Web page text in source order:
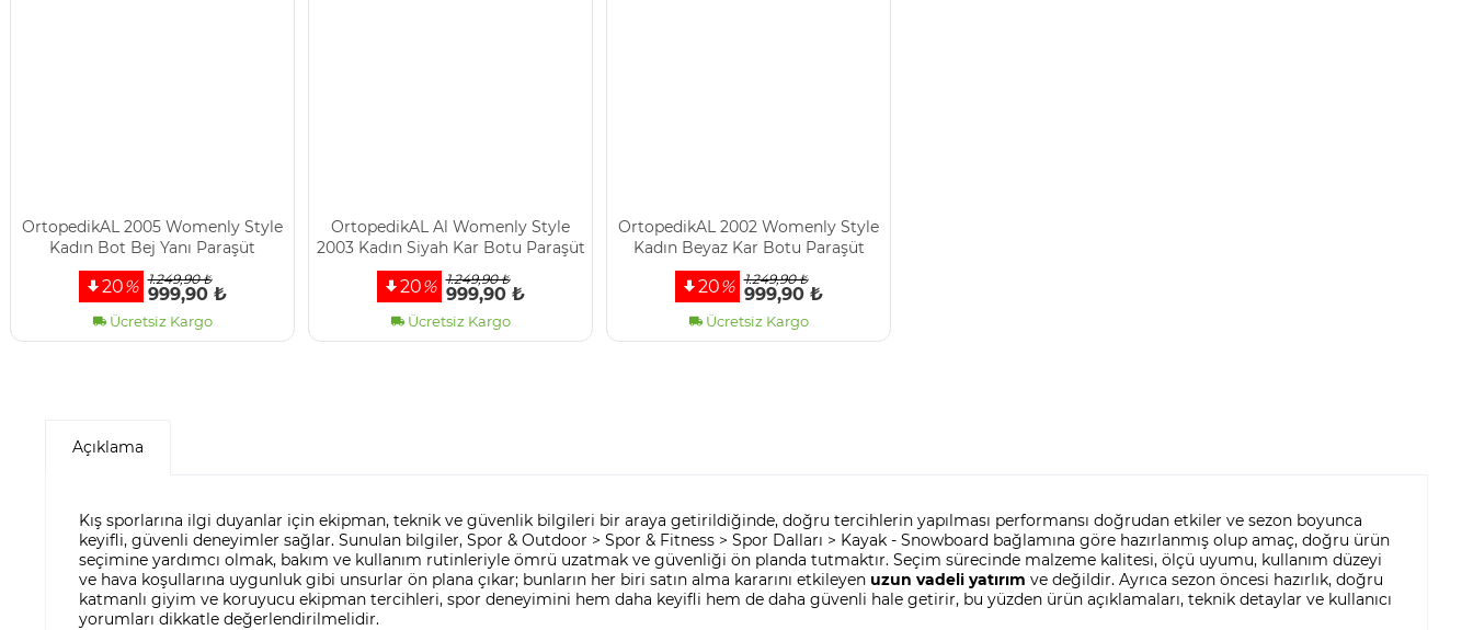
OrtopedikAL 2005 Womenly Style
Kadın Bot Bej Yanı Paraşüt
Kumaşlı Bağcıklı Ve Fermuarlı Bot
Deri
20% 1.249,90 ₺
999,90 ₺
Ücretsiz Kargo
OrtopedikAL Al Womenly Style
2003 Kadın Siyah Kar Botu Paraşüt
Kumaş Su Geçirmez
20% 1.249,90 ₺
999,90 ₺
Ücretsiz Kargo
OrtopedikAL 2002 Womenly Style
Kadın Beyaz Kar Botu Paraşüt
Kumaş Su Geçirmez
20% 1.249,90 ₺
999,90 ₺
Ücretsiz Kargo
Açıklama
Kış sporlarına ilgi duyanlar için ekipman, teknik ve güvenlik bilgileri bir araya getirildiğinde, doğru tercihlerin yapılması performansı doğrudan etkiler ve sezon boyunca
keyifli, güvenli deneyimler sağlar. Sunulan bilgiler, Spor & Outdoor > Spor & Fitness > Spor Dalları > Kayak - Snowboard bağlamına göre hazırlanmış olup amaç, doğru ürün
seçimine yardımcı olmak, bakım ve kullanım rutinleriyle ömrü uzatmak ve güvenliği ön planda tutmaktır. Seçim sürecinde malzeme kalitesi, ölçü uyumu, kullanım düzeyi
ve hava koşullarına uygunluk gibi unsurlar ön plana çıkar; bunların her biri satın alma kararını etkileyen uzun vadeli yatırım ve değildir. Ayrıca sezon öncesi hazırlık, doğru
katmanlı giyim ve koruyucu ekipman tercihleri, spor deneyimini hem daha keyifli hem de daha güvenli hale getirir, bu yüzden ürün açıklamaları, teknik detaylar ve kullanıcı
yorumları dikkatle değerlendirilmelidir.